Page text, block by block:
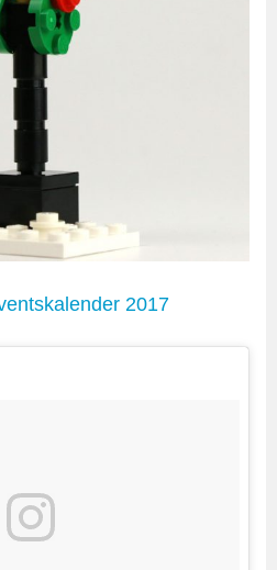
2017